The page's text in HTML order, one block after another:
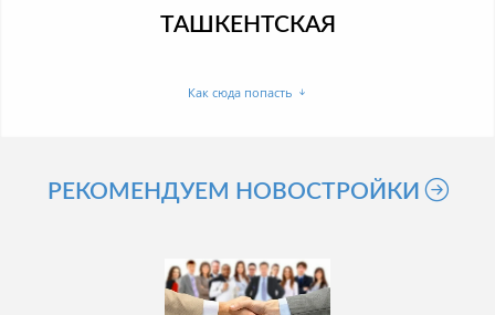
ТАШКЕНТСКАЯ
Как сюда попасть
РЕКОМЕНДУЕМ НОВОСТРОЙКИ